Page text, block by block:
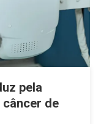
pela
de